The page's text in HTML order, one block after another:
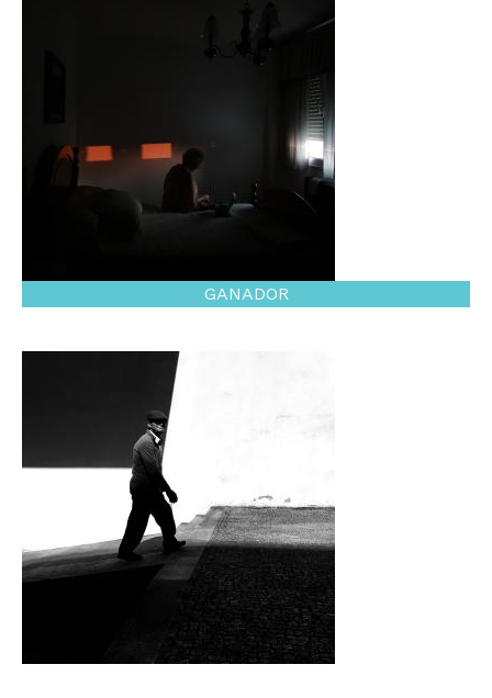
GANADOR